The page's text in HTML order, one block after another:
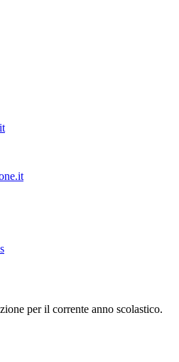
per il corrente anno scolastico.